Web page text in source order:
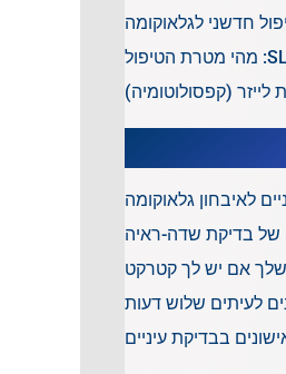
(קפסולוטומיה)
לאיבחון גלאוקומה
של בדיקת שדה-ראיה
שלך אם יש לך קטרקט
לעיתים שלוש דעות
בבדיקת עיניים